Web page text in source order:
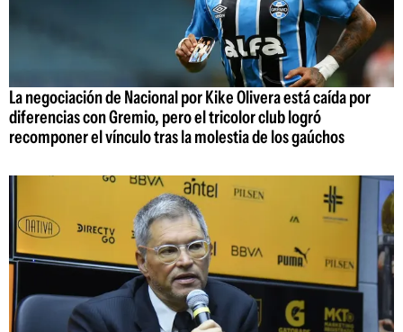
La negociación de Nacional por Kike Olivera está caída por
diferencias con Gremio, pero el tricolor club logró
recomponer el vínculo tras la molestia de los gaúchos